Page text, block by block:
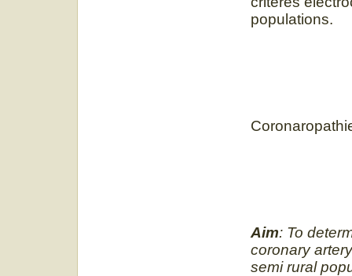
populations.
Aim: To
coronary
semi rural